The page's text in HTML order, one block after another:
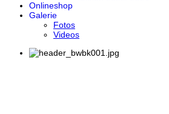
Onlineshop
Galerie
Fotos
Videos